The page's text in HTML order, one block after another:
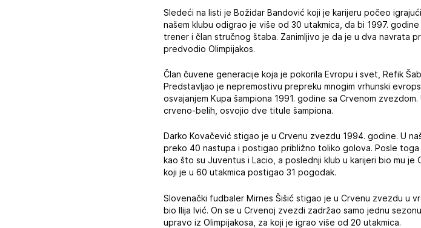
Sledeći na listi je Božidar Bandović koji je karijeru počeo
našem klubu odigrao je više od 30 utakmica, da bi 1997.
trener i član stručnog štaba. Zanimljivo je da je u dva navrata
predvodio Olimpijakos.
Član čuvene generacije koja je pokorila Evropu i svet, Refik
Predstavljao je nepremostivu prepreku mnogim vrhunski
osvajanjem Kupa šampiona 1991. godine sa Crvenom
crveno-belih, osvojio dve titule šampiona.
Darko Kovačević stigao je u Crvenu zvezdu 1994. godine. U
preko 40 nastupa i postigao približno toliko golova. Posle
kao što su Juventus i Lacio, a poslednji klub u karijeri bio mu
koji je u 60 utakmica postigao 31 pogodak.
Slovenački fudbaler Mirnes Šišić stigao je u Crvenu zvezdu u
bio Ilija Ivić. On se u Crvenoj zvezdi zadržao samo jednu
upravo iz Olimpijakosa, za koji je igrao više od 20 utakmica.